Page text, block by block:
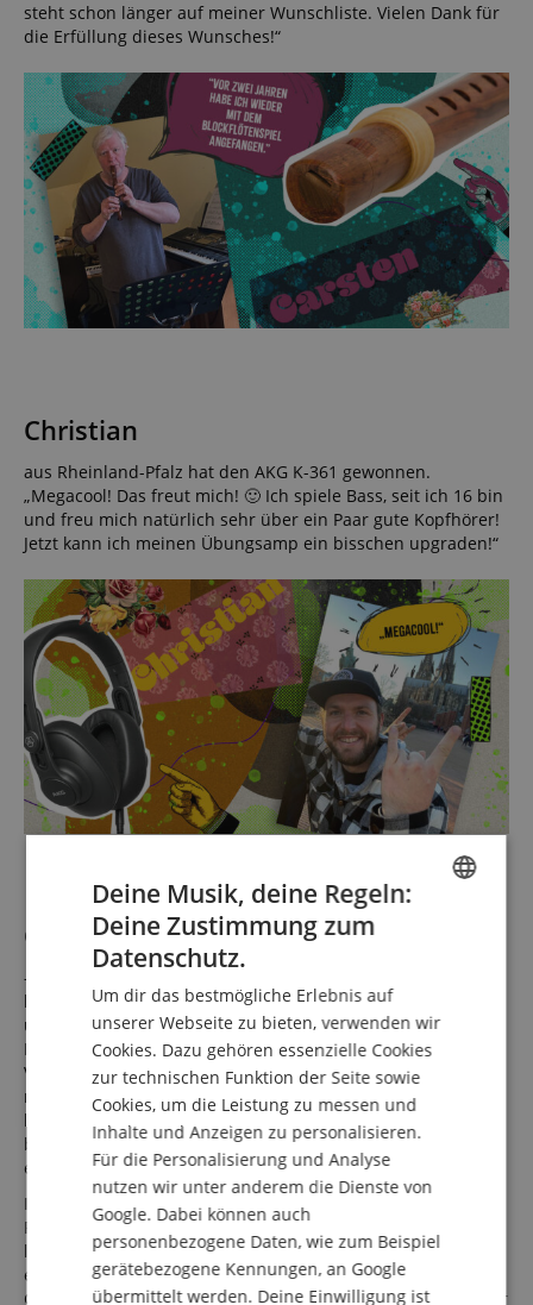
steht schon länger auf meiner Wunschliste. Vielen Dank für
die Erfüllung dieses Wunsches!“
Christian
aus Rheinland-Pfalz hat den AKG K-361 gewonnen.
„Megacool! Das freut mich! 🙂 Ich spiele Bass, seit ich 16 bin
und freu mich natürlich sehr über ein Paar gute Kopfhörer!
Jetzt kann ich meinen Übungsamp ein bisschen upgraden!“
Christian
– ebenfalls aus Rheinland-Pfalz, wie unser Christian zuvor –
hat den
Tama TDR-OR Drum Rug Orientalgewonnen. „Vor
über 20 Jahren habe ich mit der Musik angefangen, meine
Eltern schenkten mir netterweise eine E-Gitarre mitsamt
Verstärker. Viele Jahre bin ich den Gitarren (es wurden
natürlich mit der Zeit mehrere Gitarren) treu geblieben und
habe fleißig Skalen und Theorie gebüffelt, meine Idole
bewundert und konnte irgendwann mit ein paar Freunden
endlich auch eine eigene Band gründen.
Ich war immer experimentierfreudig und habe mir bei
Proben immer was auf den anderen Instrumenten zeigen
lassen. Leider hat sich die Band irgendwann aufgelöst und
es ging musikalisch nur noch zu Hause weiter.
Glücklicherweise war im eigenen Keller noch genug Platz für
FRENCH
SPANISH
Deine Musik, deine Regeln:
Deine Zustimmung zum
Datenschutz.
Um dir das bestmögliche Erlebnis auf
unserer Webseite zu bieten, verwenden wir
Cookies. Dazu gehören essenzielle Cookies
zur technischen Funktion der Seite sowie
Cookies, um die Leistung zu messen und
Inhalte und Anzeigen zu personalisieren.
Für die Personalisierung und Analyse
nutzen wir unter anderem die Dienste von
Google. Dabei können auch
personenbezogene Daten, wie zum Beispiel
gerätebezogene Kennungen, an Google
übermittelt werden. Deine Einwilligung ist